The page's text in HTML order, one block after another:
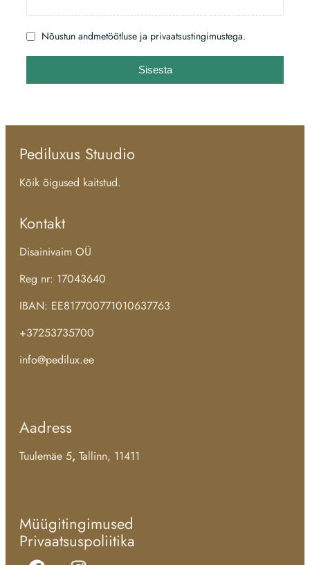
Nõustun andmetöötluse ja privaatsustingimustega.
Sisesta
Pediluxus Stuudio
Kõik õigused kaitstud.
Kontakt
Disainivaim OÜ
Reg nr: 17043640
IBAN: EE817700771010637763
+37253735700
info@pedilux.ee
Aadress
Tuulemäe 5, Tallinn, 11411
Müügitingimused
Privaatsuspoliitika